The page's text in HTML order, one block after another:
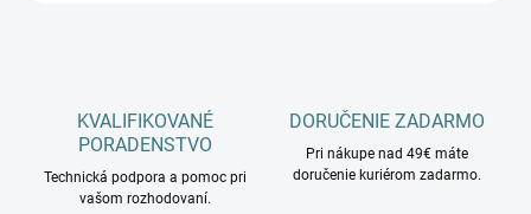
KVALIFIKOVANÉ
PORADENSTVO
Technická podpora a pomoc pri
vašom rozhodovaní.
DORUČENIE ZADARMO
Pri nákupe nad 49€ máte
doručenie kuriérom zadarmo.